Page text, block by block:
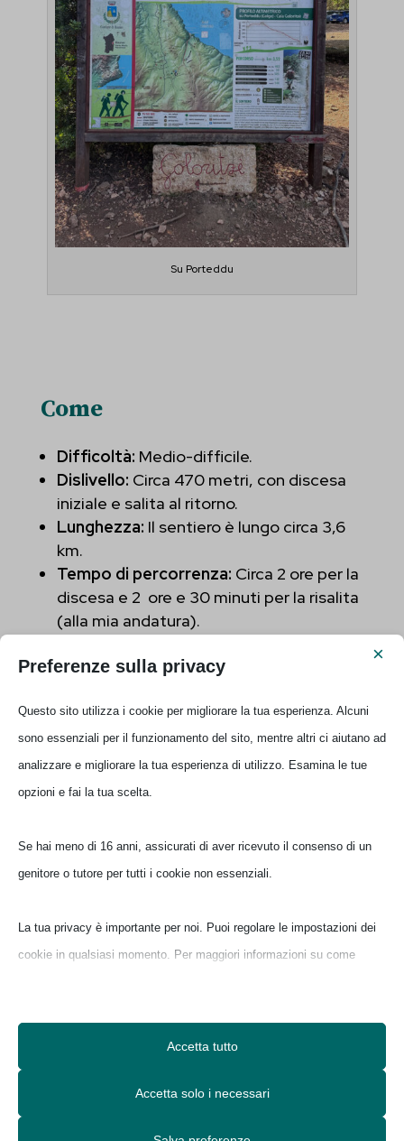
Su Porteddu
Come
Difficoltà: Medio-difficile.
Dislivello: Circa 470 metri, con discesa
iniziale e salita al ritorno.
Lunghezza: Il sentiero è lungo circa 3,6
km.
Tempo di percorrenza: Circa 2 ore per la
discesa e 2 ore e 30 minuti per la risalita
(alla mia andatura).
tratti scoscesi e irregolari.
Porteddu, in località Golgo, a circa 9 km
da Baunei.
Accesso:daGolgo si paga un ticket di
ingresso.
Sardiniapoiché i posti disponibili sono
pochi e vanno a ruba in pochi minuti, è
direttamente al chiosco dei ticket
presso Su Porteddu non si possa
Preferenze sulla privacy
×
Questo sito utilizza i cookie per migliorare la tua esperienza. Alcuni
sono essenziali per il funzionamento del sito, mentre altri ci aiutano ad
analizzare e migliorare la tua esperienza di utilizzo. Esamina le tue
opzioni e fai la tua scelta.
Se hai meno di 16 anni, assicurati di aver ricevuto il consenso di un
genitore o tutore per tutti i cookie non essenziali.
La tua privacy è importante per noi. Puoi regolare le impostazioni dei
cookie in qualsiasi momento. Per maggiori informazioni su come
Nota che, se scegli di disabilitare alcuni tipi di cookie, questo potrebbe
influire sulla tua esperienza del sito e sui servizi che possiamo offrire.
Accetta tutto
Accetta solo i necessari